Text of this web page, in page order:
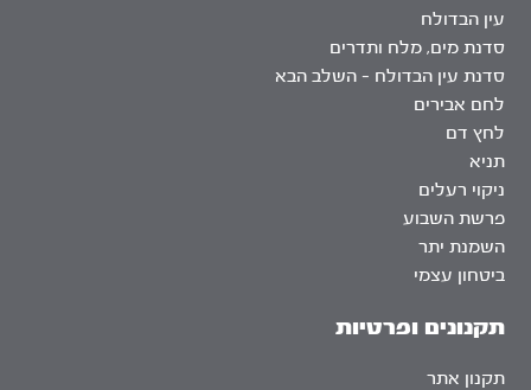
עין הבדולח
סדנת מים, מלח ותדרים
סדנת עין הבדולח – השלב הבא
לחם אבירים
לחץ דם
תניא
ניקוי רעלים
פרשת השבוע
השמנת יתר
ביטחון עצמי
תקנונים ופרטיות
תקנון אתר